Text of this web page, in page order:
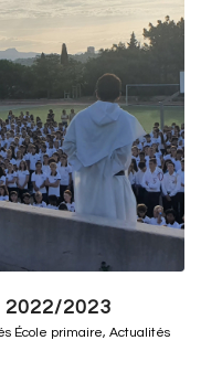
2023
École primaire, Actualités